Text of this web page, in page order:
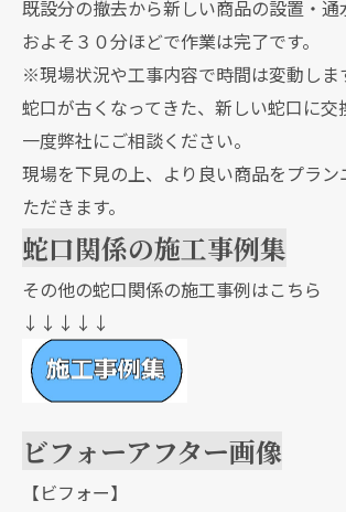
既設分の撤去から新しい商品の設置・通
およそ３０分ほどで作業は完了です。
※現場状況や工事内容で時間は変動しま
蛇口が古くなってきた、新しい蛇口に交
一度弊社にご相談ください。
現場を下見の上、より良い商品をプラン
ただきます。
蛇口関係の施工事例集
その他の蛇口関係の施工事例はこちら
↓↓↓↓↓
ビフォーアフター画像
【ビフォー】 【